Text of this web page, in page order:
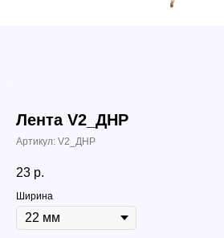
Лента V2_ДНР
Артикул: V2_ДНР
23 р.
Ширина